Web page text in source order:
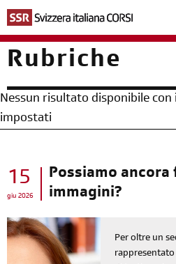
contenuto
principale
Rubriche
Nessun risultato disponibile con
impostati
15
giu 2026
Possiamo ancora
immagini?
Per oltre un